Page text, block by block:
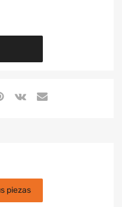
piezas